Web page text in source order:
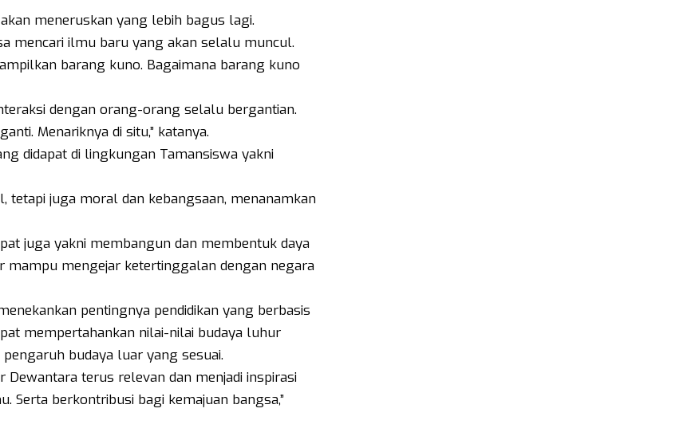
meneruskan yang lebih bagus lagi.
mencari ilmu baru yang akan selalu muncul.
barang kuno. Bagaimana barang kuno
dengan orang-orang selalu bergantian.
Menariknya di situ,” katanya.
didapat di lingkungan Tamansiswa yakni
tetapi juga moral dan kebangsaan, menanamkan
juga yakni membangun dan membentuk daya
mampu mengejar ketertinggalan dengan negara
pentingnya pendidikan yang berbasis
mempertahankan nilai-nilai budaya luhur
budaya luar yang sesuai.
Dewantara terus relevan dan menjadi inspirasi
Serta berkontribusi bagi kemajuan bangsa,”